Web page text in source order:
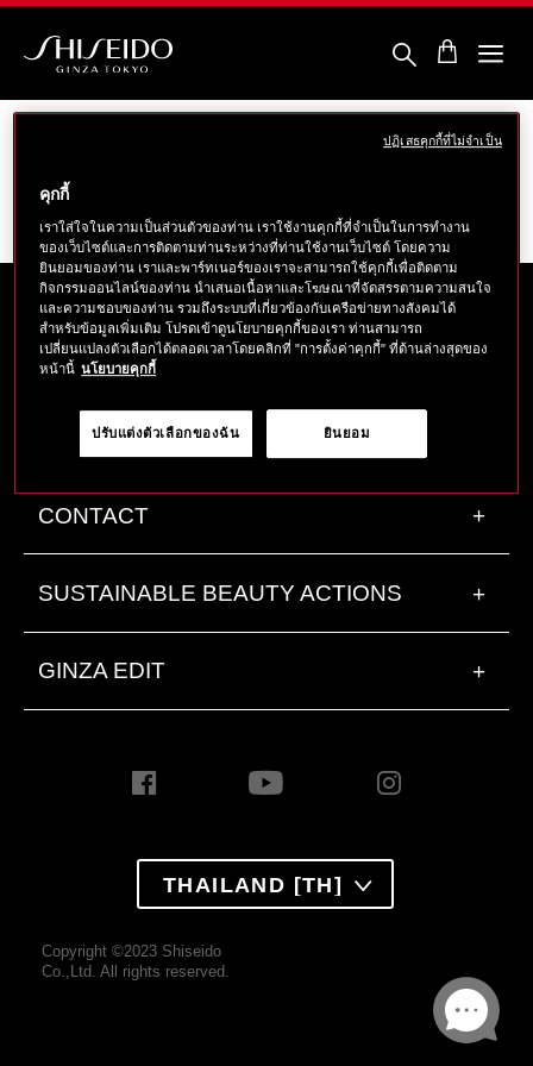
ข้าม
หลักเซ
Sorry, there are no results to show for your
ABOUT SHISEIDO +
PRODUCTS & SERVICES
CONTACT +
SUSTAINABLE BEAUTY ACTIONS +
GINZA EDIT +
THAILAND [TH]
Copyright ©2023 Shiseido
Co.,Ltd. All rights reserved.
คุกกี้
เราใส่ใจในความเป็นส่วนตัวของท่าน เราใช้งานคุกกี้ที่จำเป็นในการทำงาน
ของเว็บไซต์และการติดตามท่านระหว่างที่ท่านใช้งานเว็บไซต์ โดยความ
ยินยอมของท่าน เราและพาร์ทเนอร์ของเราจะสามารถใช้คุกกี้เพื่อติดตาม
กิจกรรมออนไลน์ของท่าน นำเสนอเนื้อหาและโฆษณาที่จัดสรรตามความสนใจ
และความชอบของท่าน รวมถึงระบบที่เกี่ยวข้องกับเครือข่ายทางสังคมได้
สำหรับข้อมูลเพิ่มเติม โปรดเข้าดูนโยบายคุกกี้ของเรา ท่านสามารถ
เปลี่ยนแปลงตัวเลือกได้ตลอดเวลาโดยคลิกที่ "การตั้งค่าคุกกี้" ที่ด้านล่างสุดของ
หน้านี้ นโยบายคุกกี้
ยินยอม
ปรับแต่งตัวเลือกของฉัน
ปฏิเสธคุกกี้ที่ไม่จำเป็น